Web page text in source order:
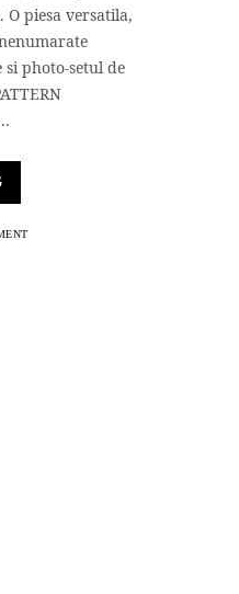
O piesa versatila,
photo-setul de